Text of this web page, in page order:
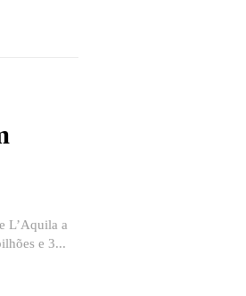
L’Aquila a
e 3...